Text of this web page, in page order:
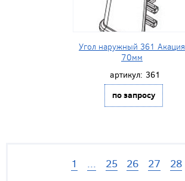
Угол наружный 361 Акация
70мм
артикул: 361
по запросу
1 ... 25 26 27 28